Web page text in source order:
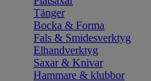
Tänger
Bocka & Forma
Fals & Smidesverktyg
Elhandverktyg
Saxar & Knivar
Hammare & klubbor